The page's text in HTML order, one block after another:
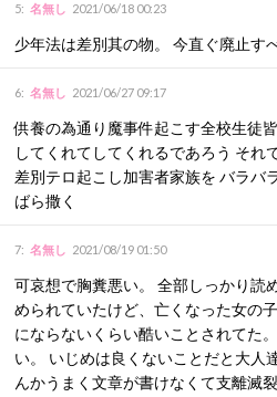
5: 名無し 2021/06/18 00:23
少年法は差別其の物。 今直ぐ廃止すべ
6: 名無し 2021/06/27 09:17
供養の為通り魔事件起こす全校生徒
してくれてしてくれるであろう それ
差別テロ起こし加害者家族を バラバ
ばら撒く
7: 名無し 2021/08/19 01:50
可哀想で胸糞悪い。 全部しっかり読
められていたけど、亡くなった女の
にならないくらい酷いことされてた
い。 いじめは良くないことだと大人
んかうまく文章が書けなくて支離滅